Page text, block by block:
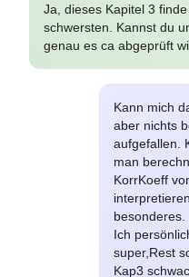
Ja, dieses Kapitel 3
schwersten. Kannst du
genau es ca abgeprüft
Kann mich
aber nichts
aufgefallen.
man
KorrKoeff
besonderes.
Ich
super,Rest
Kap3